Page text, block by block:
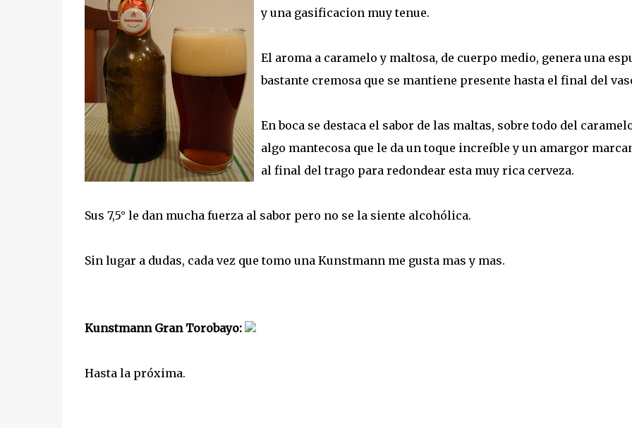
y una gasificacion muy tenue.
El aroma a caramelo y maltosa, de cuerpo medio, genera una
bastante cremosa que se mantiene presente hasta el final del
En boca se destaca el sabor de las maltas, sobre todo del
algo mantecosa que le da un toque increíble y un amargor
al final del trago para redondear esta muy rica cerveza.
Sus 7,5° le dan mucha fuerza al sabor pero no se la siente alcohólica.
Sin lugar a dudas, cada vez que tomo una Kunstmann me gusta mas y mas.
Kunstmann Gran Torobayo:
Hasta la próxima.